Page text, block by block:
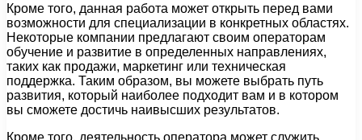
Кроме того, данная работа может открыть перед вами
возможности для специализации в конкретных областях.
Некоторые компании предлагают своим операторам
обучение и развитие в определенных направлениях,
таких как продажи, маркетинг или техническая
поддержка. Таким образом, вы можете выбрать путь
развития, который наиболее подходит вам и в котором
вы сможете достичь наивысших результатов.
Кроме того, деятельность оператора может служить